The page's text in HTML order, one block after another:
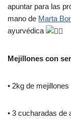
apuntar para las
mano de Marta
ayurvédica
Mejillones con
• 2kg de
• 3 cucharadas de